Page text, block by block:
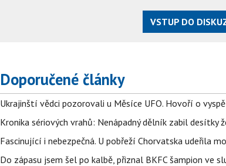
VSTUP DO
Doporučené články
Ukrajinští vědci pozorovali u Měsíce UFO. Hovoří o
Kronika sériových vrahů: Nenápadný dělník zabil desítky
Fascinující i nebezpečná. U pobřeží Chorvatska udeřila
Do zápasu jsem šel po kalbě, přiznal BKFC šampion ve